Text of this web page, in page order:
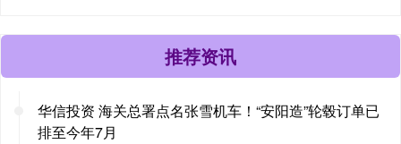
推荐资讯
华信投资 海关总署点名张雪机车！“安阳造”轮毂订单已
排至今年7月